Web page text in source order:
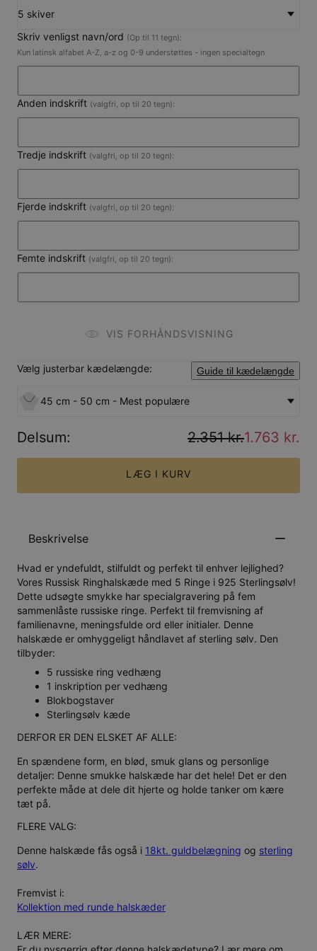
5 skiver
Skriv venligst navn/ord (Op til 11 tegn):
Kun latinsk alfabet A-Z, a-z og 0-9 understøttes - ingen specialtegn
Anden indskrift (valgfri, op til 20 tegn):
Tredje indskrift (valgfri, op til 20 tegn):
Fjerde indskrift (valgfri, op til 20 tegn):
Femte indskrift (valgfri, op til 20 tegn):
VIS FORHÅNDSVISNING
Vælg justerbar kædelængde: Guide til kædelængde
45 cm - 50 cm - Mest populære
Delsum: 2.351 kr.1.763 kr.
LÆG I KURV
Beskrivelse
Hvad er yndefuldt, stilfuldt og perfekt til enhver lejlighed?
Vores Russisk Ringhalskæde med 5 Ringe i 925 Sterlingsølv!
Dette udsøgte smykke har specialgravering på fem
sammenlåste russiske ringe. Perfekt til fremvisning af
familienavne, meningsfulde ord eller initialer. Denne
halskæde er omhyggeligt håndlavet af sterling sølv. Den
tilbyder:
5 russiske ring vedhæng
1 inskription per vedhæng
Blokbogstaver
Sterlingsølv kæde
DERFOR ER DEN ELSKET AF ALLE:
En spændene form, en blød, smuk glans og personlige
detaljer: Denne smukke halskæde har det hele! Det er den
perfekte måde at dele dit hjerte og holde tanker om kære
tæt på.
FLERE VALG:
Denne halskæde fås også i 18kt. guldbelægning og sterling
sølv.
Fremvist i:
Kollektion med runde halskæder
LÆR MERE: